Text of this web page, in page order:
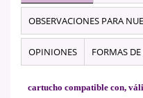
OBSERVACIONES PARA
OPINIONES FORMAS
cartucho compatible con,